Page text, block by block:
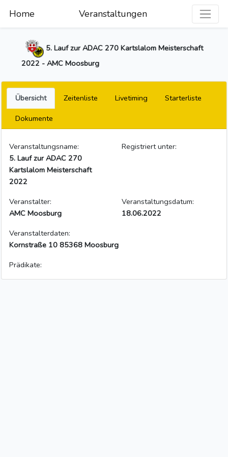
Home Veranstaltungen
5. Lauf zur ADAC 270 Kartslalom Meisterschaft
2022 - AMC Moosburg
Übersicht Zeitenliste Livetiming
Starterliste
Dokumente
Veranstaltungsname:
Registriert unter:
5. Lauf zur ADAC 270
Kartslalom Meisterschaft
2022
Veranstalter:
Veranstaltungsdatum:
AMC Moosburg
18.06.2022
Veranstalterdaten:
Kornstraße 10 85368 Moosburg
Prädikate: